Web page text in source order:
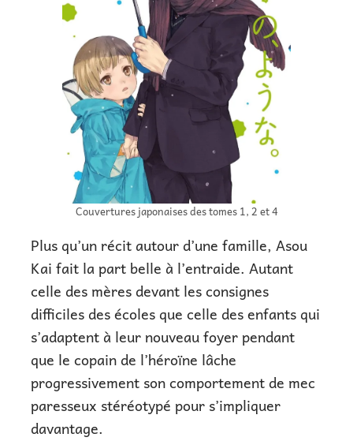
Couvertures japonaises des tomes 1, 2 et 4
Plus qu’un récit autour d’une famille, Asou
Kai fait la part belle à l’entraide. Autant
celle des mères devant les consignes
difficiles des écoles que celle des enfants qui
s’adaptent à leur nouveau foyer pendant
que le copain de l’héroïne lâche
progressivement son comportement de mec
paresseux stéréotypé pour s’impliquer
davantage.